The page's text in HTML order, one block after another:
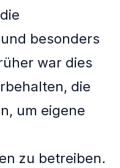
besonders
war dies
die
um eigene
zu betreiben.